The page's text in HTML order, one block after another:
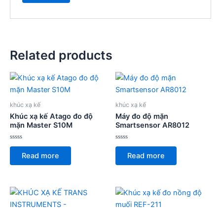
Related products
khúc xạ kế
Khúc xạ kế Atago đo độ
mặn Master S10M
Rated
of
Read more
khúc xạ kế
Máy đo độ mặn
Smartsensor AR8012
Rated
of
Read more